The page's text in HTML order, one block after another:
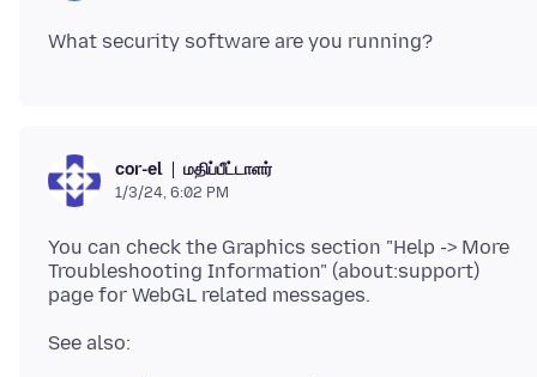
cor-el மதிப்பீட்டாளர்
1/3/24, 6:02 PM
You can check the Graphics section "Help -> More
Troubleshooting Information" (about:support)